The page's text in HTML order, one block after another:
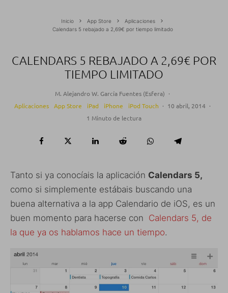
Inicio App Store
Aplicaciones
Calendars 5 rebajado a 2,69€ por tiempo limitado
CALENDARS 5 REBAJADO A 2,69€ POR
TIEMPO LIMITADO
M. Alejandro W. García Fuentes (Esfera) ·
Aplicaciones
App Store iPad iPhone iPod Touch · 10 abril, 2014 ·
1 Minuto de lectura
Tanto si ya conocíais la aplicación Calendars 5,
como si simplemente estábais buscando una
buena alternativa a la app Calendario de iOS, es un
buen momento para hacerse con Calendars 5, de
la que ya os hablamos hace un tiempo.